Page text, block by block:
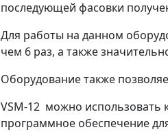
последующей фасовки
Для работы на данном
чем 6 раз, а также
Оборудование также
VSM-12 можно использовать
программное обеспечение